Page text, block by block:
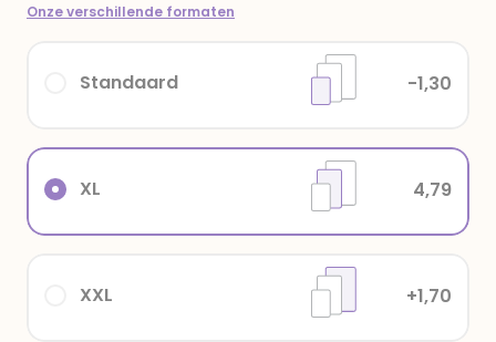
Onze verschillende formaten
XXL +1,70
XL 4,79
Standaard -1,30